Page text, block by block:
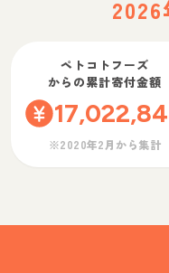
ペトコトフーズ
からの累計寄付金額
※2020年2月から集計